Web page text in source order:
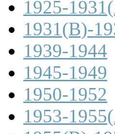
1925-
1931(B)-
1939-1944
1945-1949
1950-1952
1953-